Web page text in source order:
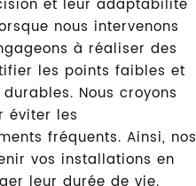
et leur adaptabilité
nous intervenons
à réaliser des
les points faibles et
Nous croyons
éviter les
fréquents. Ainsi, nos
vos installations en